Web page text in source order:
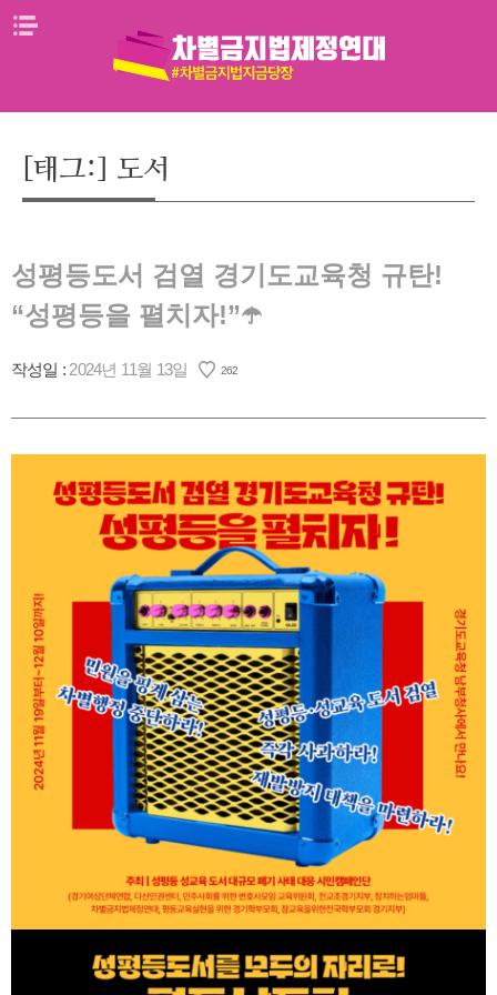
Skip
[태그:] 도서
성평등도서 검열 경기도교육청 규탄!
“성평등을 펼치자!”☂️
작성일 : 2024년 11월 13일 262